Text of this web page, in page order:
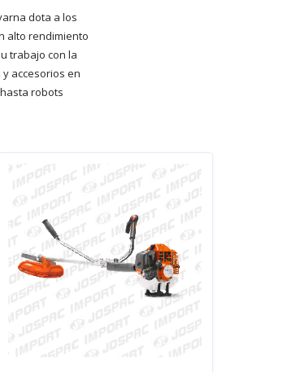
dota a los
alto rendimiento
trabajo con la
accesorios en
robots